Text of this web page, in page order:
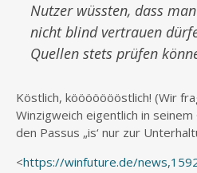
Nutzer wüssten, dass
nicht blind vertrauen
Quellen stets prüfen
Köstlich, köööööööstlich! (Wir
Winzigweich eigentlich in
den Passus „is‘ nur zur
<https://winfuture.de/